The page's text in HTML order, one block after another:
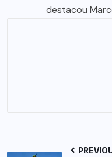
destacou